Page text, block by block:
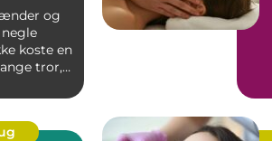
og
koste en
tror,